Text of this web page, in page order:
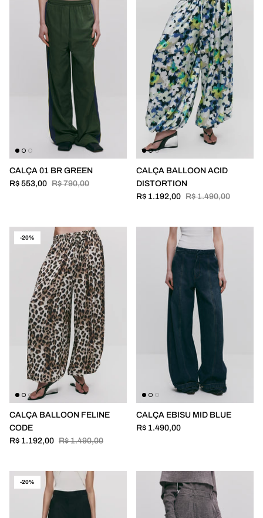
CALÇA 01 BR GREEN
R$ 553,00 R$ 790,00
CALÇA BALLOON ACID
DISTORTION
R$ 1.192,00 R$ 1.490,00
-20%
CALÇA BALLOON FELINE
CODE
R$ 1.192,00 R$ 1.490,00
CALÇA EBISU MID BLUE
R$ 1.490,00
-20%